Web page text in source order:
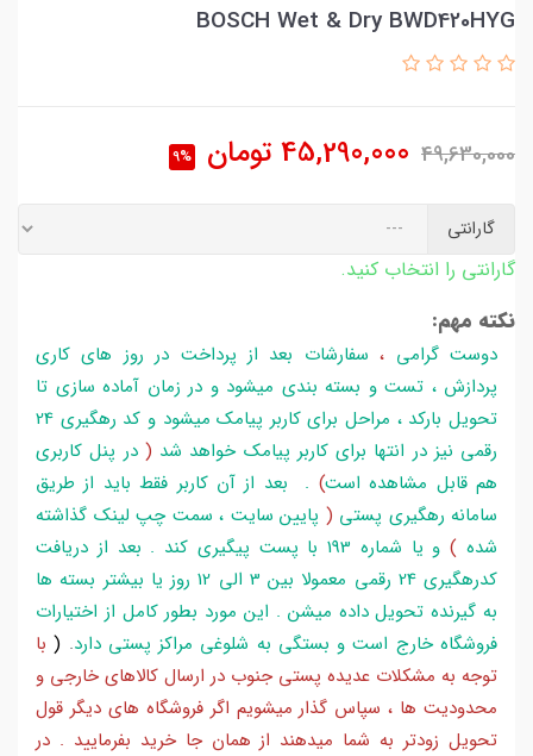
BOSCH Wet & Dry BWD420HYG
49,630,000
45,290,000 تومان 9%
گارانتی
گارانتی را انتخاب کنید.
نکته مهم:
دوست گرامی ،سفارشات بعد از پرداخت در روز های کاری
پردازش ، تست و بسته بندی میشود و در زمان آماده سازی تا
تحویل بارکد ، مراحل برای کاربر پیامک میشود و کد رهگیری 24
رقمی نیز در انتها برای کاربر پیامک خواهد شد ( در پنل کاربری
هم قابل مشاهده است) . بعد از آن کاربر فقط باید از طریق
سامانه رهگیری پستی ( پایین سایت ، سمت چپ لینک گذاشته
شده )
و یا شماره 193 با پست پیگیری کند . بعد از دریافت
کدرهگیری 24 رقمی معمولا بین 3 الی 12 روز یا بیشتر بسته ها
به گیرنده تحویل داده میشن . این مورد بطور کامل از اختیارات
فروشگاه خارج است و بستگی به شلوغی مراکز پستی دارد.
(با
توجه به مشکلات عدیده پستی جنوب در ارسال کالاهای خارجی و
محدودیت ها ، سپاس گذار میشویم اگر فروشگاه های دیگر قول
تحویل زودتر به شما میدهند از همان جا خرید بفرمایید . در